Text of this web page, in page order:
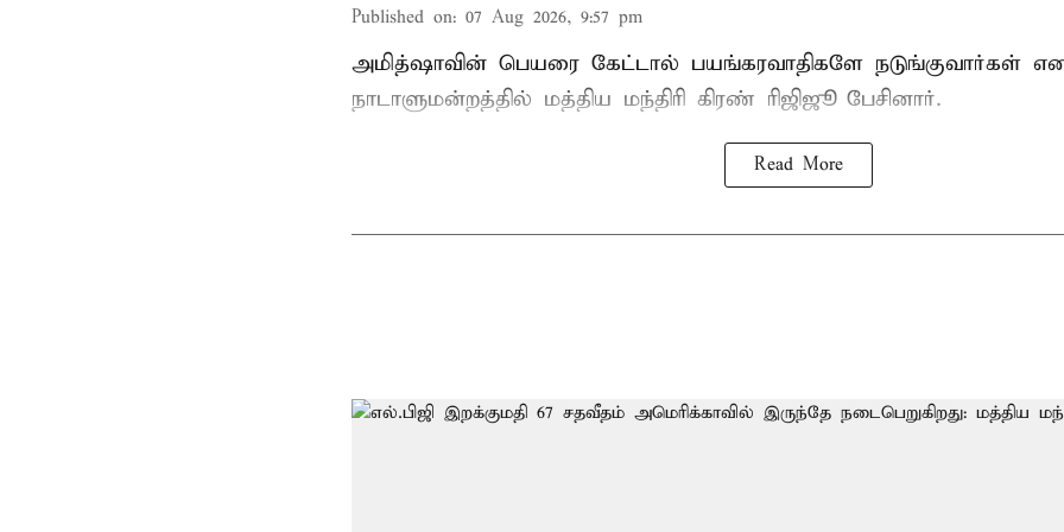
Published on: 07 Aug 2026, 9:57 pm
அமித்ஷாவின் பெயரை கேட்டால் பயங்கரவாதிகளே நடுங்குவார்கள்
நாடாளுமன்றத்தில் மத்திய மந்திரி கிரண் ரிஜிஜூ பேசினார்.
Read More